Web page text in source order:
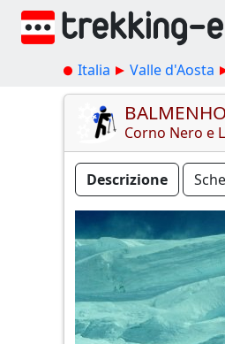
Italia Valle d'Aosta
Corno Nero e
Descrizione